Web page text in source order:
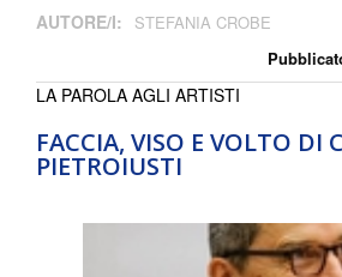
AUTORE/I: STEFANIA CROBE
FACCIA, VISO E VOLTO DI
PIETROIUSTI
LA PAROLA AGLI ARTISTI